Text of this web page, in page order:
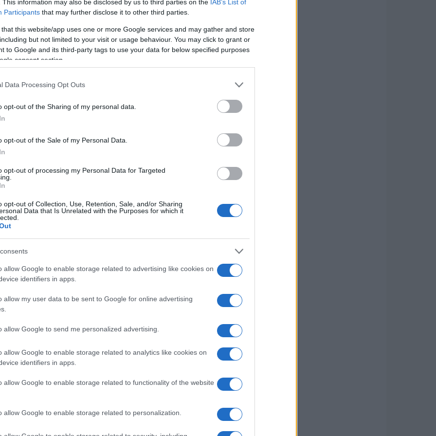
This information may also be disclosed by us to third parties on the IAB’s List of
Participants that may further disclose it to other third parties.
that this website/app uses one or more Google services and may gather and store
but not limited to your visit or usage behaviour. You may click to grant or
to Google and its third-party tags to use your data for below specified purposes
consent section.
Data Processing Opt Outs
opt-out of the Sharing of my personal data.
opt-out of the Sale of my Personal Data.
opt-out of processing my Personal Data for Targeted
opt-out of Collection, Use, Retention, Sale, and/or Sharing
Data that Is Unrelated with the Purposes for which it
allow Google to enable storage related to advertising like cookies on
identifiers in apps.
allow my user data to be sent to Google for online advertising
allow Google to send me personalized advertising.
allow Google to enable storage related to analytics like cookies on
identifiers in apps.
allow Google to enable storage related to functionality of the website
allow Google to enable storage related to personalization.
che affonda le radici alla fine
per il caffè erano lente e poco pratiche. La
che nel 1884 brevettò una macchina a
è grazie a Luigi Bezzera, nel 1901, che si inizia
richiesta. La vera svolta arriva nel 1947 con
incrementando la pressione e dando vita
anni ’50 e ’60, il bar italiano diventa
Faema e Rancilio che esportano il concetto di
espresso
parte dal caffè utilizzato. Le varietà
ognuna con caratteristiche uniche.
mentre la Robusta offre un corpo più